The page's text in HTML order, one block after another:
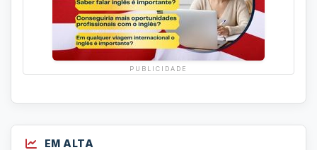
PUBLICIDADE
EM ALTA